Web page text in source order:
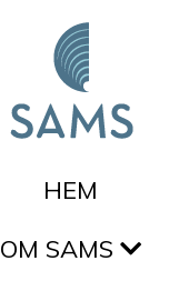
HEM
OM SAMS